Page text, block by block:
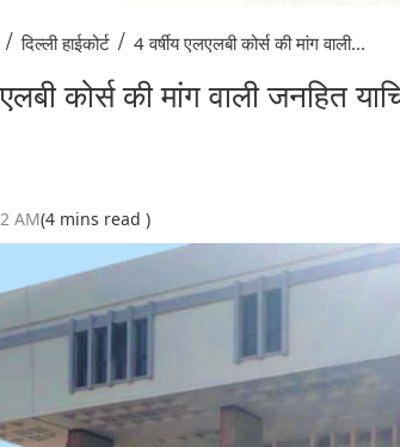
/ दिल्ली हाईकोर्ट / 4 वर्षीय एलएलबी कोर्स की मांग वाली...
कोर्स की मांग वाली जनहित
AM(4 mins read )